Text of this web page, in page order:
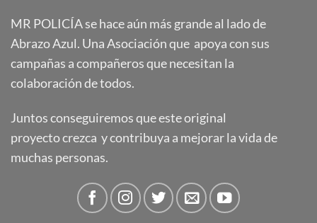
MR POLICÍA se hace aún más grande al lado de
Abrazo Azul. Una Asociación que apoya con sus
campañas a compañeros que necesitan la
colaboración de todos.
Juntos conseguiremos que este original
proyecto crezca y contribuya a mejorar la vida de
muchas personas.